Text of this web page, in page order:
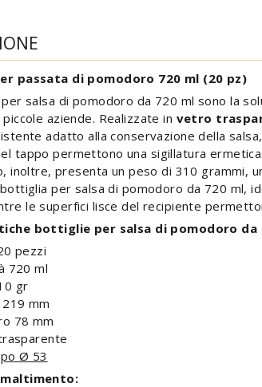
passata di pomodoro 720 ml (20 pz)
salsa di pomodoro da 720 ml sono la
aziende. Realizzate in vetro
adatto alla conservazione della
tappo permettono una sigillatura
inoltre, presenta un peso di 310 grammi,
per salsa di pomodoro da 720 ml,
le superfici lisce del recipiente
bottiglie per salsa di pomodoro da
pezzi
720 ml
gr
mm
78 mm
Ø 53